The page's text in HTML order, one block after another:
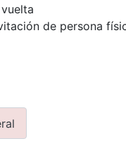
de persona